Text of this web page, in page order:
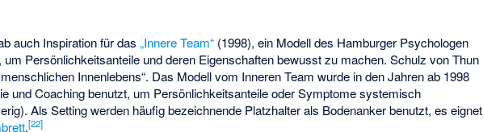
auch Inspiration für das„Innere Team“ (1998), ein Modell des Hamburger Psychologen
, um Persönlichkeitsanteile und deren Eigenschaften bewusst zu machen. Schulz von Thun
Innenlebens“. Das Modell vom Inneren Team wurde in den Jahren ab 1998
und Coaching benutzt, um Persönlichkeitsanteile oder Symptome systemisch
Als Setting werden häufig bezeichnende Platzhalter als Bodenanker benutzt, es eignet
.[22]